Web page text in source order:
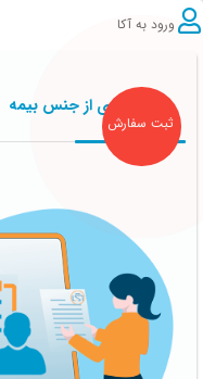
ثبت سفارش
ورود به آکا
پس اندازی از جنس بیمه